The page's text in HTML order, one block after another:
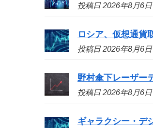
投稿日 2026年8月6
ロシア、仮想通
投稿日 2026年8月6
野村傘下レーザー
投稿日 2026年8月6
ギャラクシー・デ